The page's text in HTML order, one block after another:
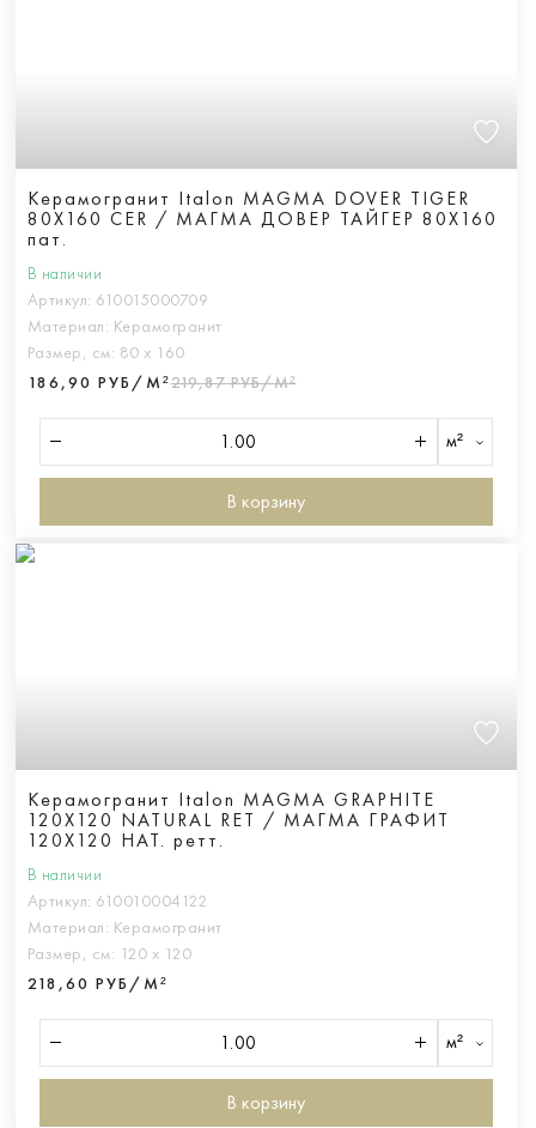
Керамогранит Italon MAGMA DOVER TIGER
80X160 CER / МАГМА ДОВЕР ТАЙГЕР 80X160
пат.
В наличии
Артикул: 610015000709
Материал: Керамогранит
Размер, см: 80 х 160
186,90 РУБ/М²219,87 РУБ/М²
м²
В корзину
Керамогранит Italon MAGMA GRAPHITE
120X120 NATURAL RET / МАГМА ГРАФИТ
120X120 НАТ. ретт.
В наличии
Артикул: 610010004122
Материал: Керамогранит
Размер, см: 120 х 120
218,60 РУБ/М²
м²
В корзину